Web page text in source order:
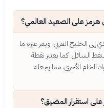
هرمز على الصعيد العالمي؟
الخليج العربي، ويمر عبره ما
السائل. كما يعتبر نقطة
الخام الأخرى، مما يجعله
على استقرار المضيق؟